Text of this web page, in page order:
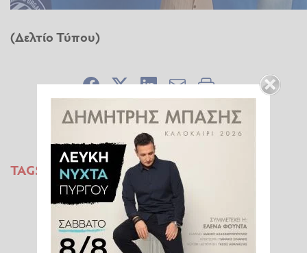
(Δελτίο Τύπου)
TAGS:
ΑΣ ΑΡΡΑΧΙΩΝ ΑΜΑΛΙΑΔΟΣ
ΑΠΟΝΟΜΗ ΠΤΥΧΙΟΥ
ΠΑΓΚΟΣΜΙΟ ΠΡΩΤΑΘΛΗΜΑ
ΔΙΟΝΥΣΙΟΣ ΠΑΠΑΔΟΠΟΥΛΟΣ